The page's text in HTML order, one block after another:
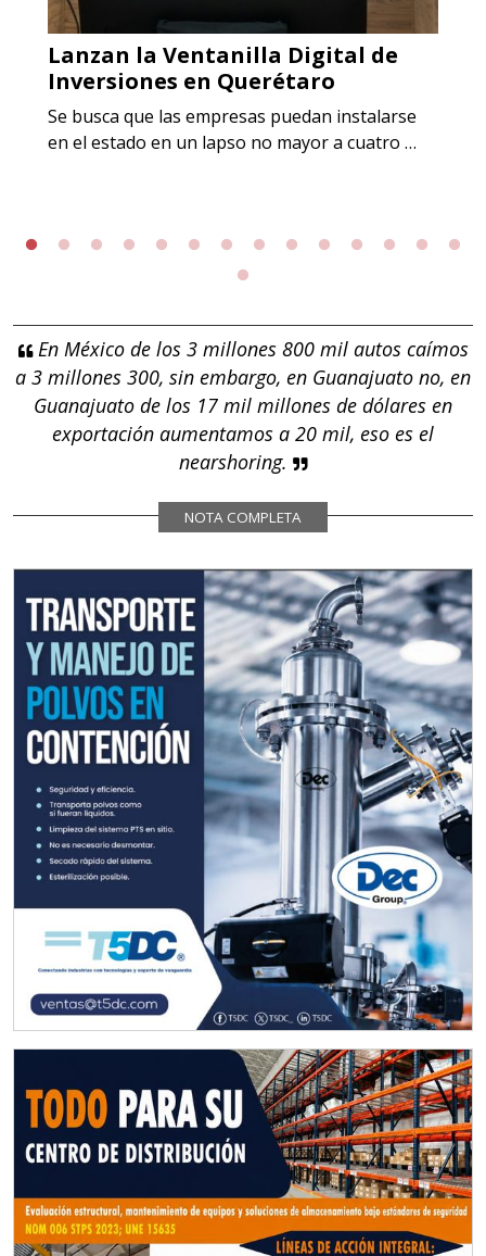
Lanzan la Ventanilla Digital de
Inversiones en Querétaro
Se busca que las empresas puedan instalarse
en el estado en un lapso no mayor a cuatro …
En México de los 3 millones 800 mil autos caímos
a 3 millones 300, sin embargo, en Guanajuato no, en
Guanajuato de los 17 mil millones de dólares en
exportación aumentamos a 20 mil, eso es el
nearshoring.
NOTA COMPLETA